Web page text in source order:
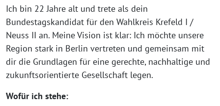
Ich bin 22 Jahre alt und trete als dein
Bundestagskandidat für den Wahlkreis Krefeld I /
Neuss II an. Meine Vision ist klar: Ich möchte unsere
Region stark in Berlin vertreten und gemeinsam mit
dir die Grundlagen für eine gerechte, nachhaltige und
zukunftsorientierte Gesellschaft legen.
Wofür ich stehe: